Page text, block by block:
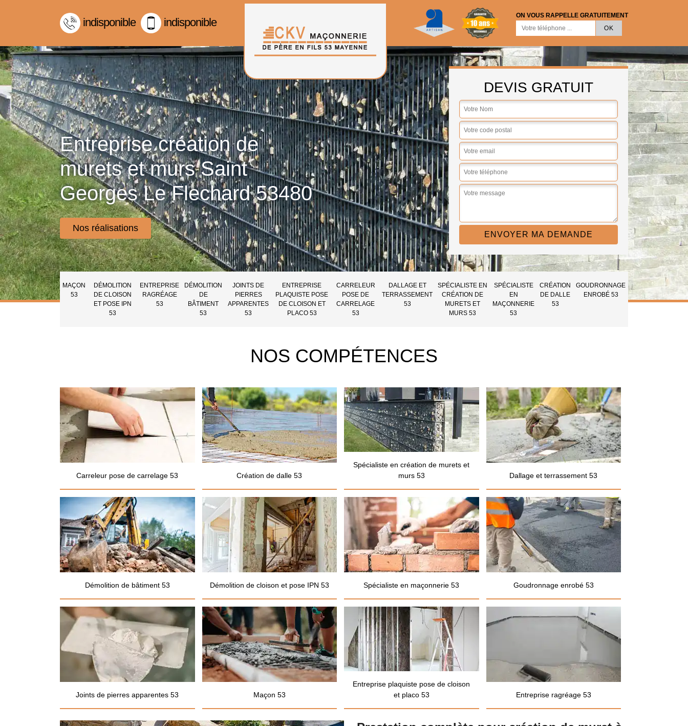
indisponible indisponible
ON VOUS RAPPELLE GRATUITEMENT
Entreprise création de
murets et murs Saint
Georges Le Flechard 53480
Nos réalisations
DEVIS GRATUIT
MAÇON
53
DÉMOLITION
DE CLOISON
ET POSE IPN
53
ENTREPRISE
RAGRÉAGE
53
DÉMOLITION
DE
BÂTIMENT
53
JOINTS DE
PIERRES
APPARENTES
53
ENTREPRISE
PLAQUISTE POSE
DE CLOISON ET
PLACO 53
CARRELEUR
POSE DE
CARRELAGE
53
DALLAGE ET
TERRASSEMENT
53
SPÉCIALISTE EN
CRÉATION DE
MURETS ET
MURS 53
SPÉCIALISTE
EN
MAÇONNERIE
53
CRÉATION
DE DALLE
53
GOUDRONNAGE
ENROBÉ 53
NOS COMPÉTENCES
Carreleur pose de carrelage 53 Création de dalle 53
Spécialiste en création de murets et
murs 53
Dallage et terrassement 53
Démolition de bâtiment 53 Démolition de cloison et pose IPN 53 Spécialiste en maçonnerie 53 Goudronnage enrobé 53
Joints de pierres apparentes 53 Maçon 53
Entreprise plaquiste pose de cloison
et placo 53
Entreprise ragréage 53